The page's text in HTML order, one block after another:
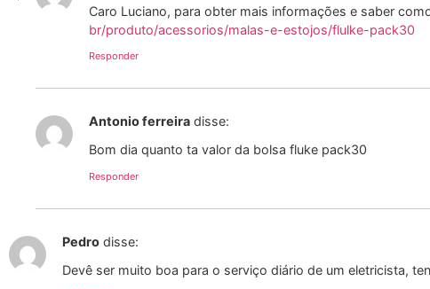
Caro Luciano, para obter mais informações e saber
br/produto/acessorios/malas-e-estojos/flulke-pack30
Responder
Antonio ferreira disse:
Bom dia quanto ta valor da bolsa fluke pack30
Responder
Pedro disse:
Devê ser muito boa para o serviço diário de um eletricista,